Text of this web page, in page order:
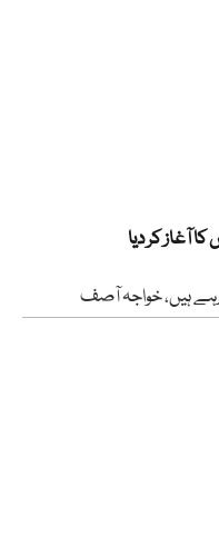
آغاز کر دیا
ہیں، خواجہ آصف